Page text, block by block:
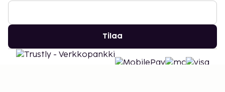
Tilaa